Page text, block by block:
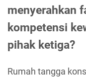
menyerahkan
kompetensi
pihak ketiga?
Rumah tangga